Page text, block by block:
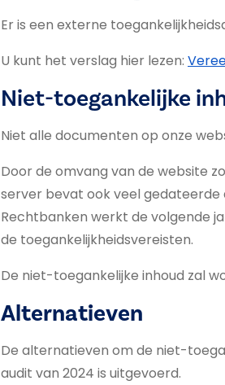
Er is een externe
U kunt het verslag hier lezen:
Niet-toegankelijke
Niet alle documenten op onze
Door de omvang van de website
server bevat ook veel gedateerde
Rechtbanken werkt de volgende
de toegankelijkheidsvereisten.
De niet-toegankelijke inhoud zal
Alternatieven
De alternatieven om de niet-
audit van 2024 is uitgevoerd.